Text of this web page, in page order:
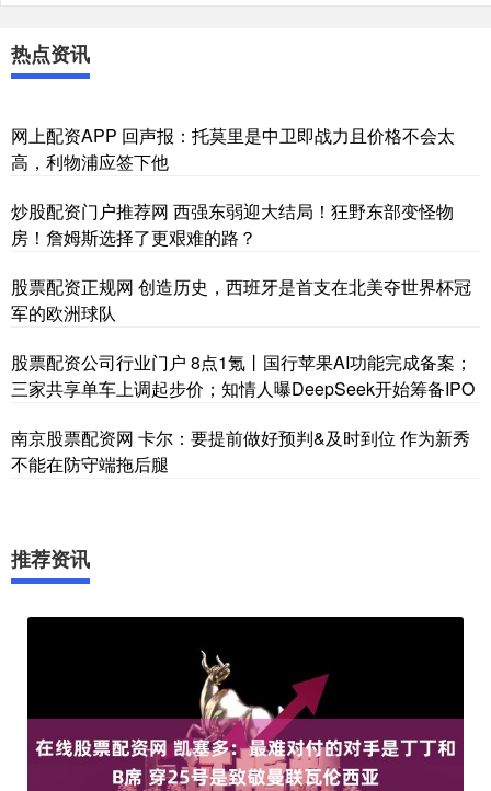
热点资讯
网上配资APP 回声报：托莫里是中卫即战力且价格不会太
高，利物浦应签下他
炒股配资门户推荐网 西强东弱迎大结局！狂野东部变怪物
房！詹姆斯选择了更艰难的路？
股票配资正规网 创造历史，西班牙是首支在北美夺世界杯冠
军的欧洲球队
股票配资公司行业门户 8点1氪丨国行苹果AI功能完成备案；
三家共享单车上调起步价；知情人曝DeepSeek开始筹备IPO
南京股票配资网 卡尔：要提前做好预判&及时到位 作为新秀
不能在防守端拖后腿
推荐资讯